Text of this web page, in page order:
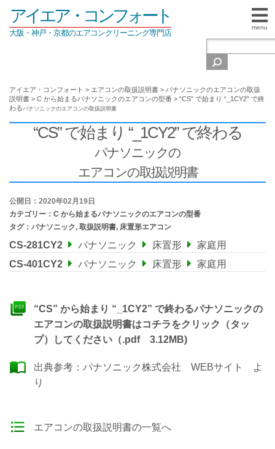
menu
アイエア・コンフォート
大阪・神戸・京都のエアコンクリーニング専門店
アイエア・コンフォート > エアコンの取扱説明書 > パナソニックのエアコンの取扱
説明書 > C から始まるパナソニックのエアコンの型番 > “CS” で始まり “_1CY2” で終
わるパナソニックのエアコンの取扱説明書
“CS” で始まり “_1CY2” で終わる
パナソニックの
エアコンの取扱説明書
公開日：2020年02月19日
カテゴリー： C から始まるパナソニックのエアコンの型番
タグ： パナソニック, 取扱説明書, 床置形エアコン
CS-281CY2 パナソニック 床置形
家庭用
CS-401CY2
パナソニック 床置形 家庭用
“CS” から始まり “_1CY2” で終わるパナソニックの
エアコンの取扱説明書はコチラをクリック（タッ
プ）してください（.pdf 3.12MB)
出典参考： パナソニック株式会社 WEBサイト
よ
り
エアコンの取扱説明書の一覧へ